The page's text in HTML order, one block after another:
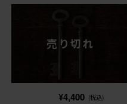
売り切れ
¥4,400 (税込)